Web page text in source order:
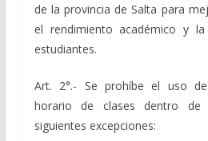
de la provincia de Salta para
el rendimiento académico y
estudiantes.
Art. 2°.- Se prohíbe el uso
horario de clases dentro de
siguientes excepciones: